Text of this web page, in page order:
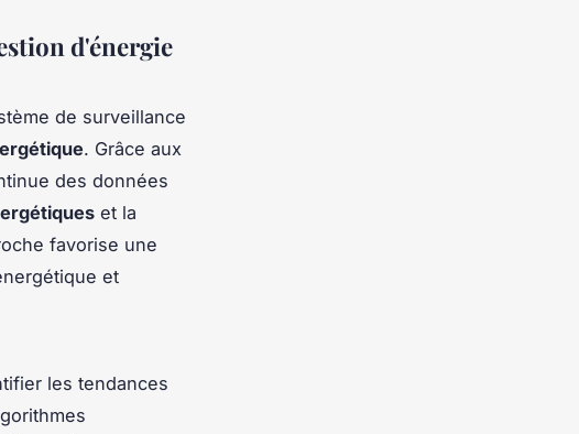
d'énergie
de surveillance
. Grâce aux
des données
et la
favorise une
et
les tendances